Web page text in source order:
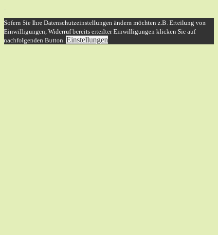
Sofern Sie Ihre Datenschutzeinstellungen ändern möchten z.B. Erteilung von
Einwilligungen, Widerruf bereits erteilter Einwilligungen klicken Sie auf
nachfolgenden Button. Einstellungen